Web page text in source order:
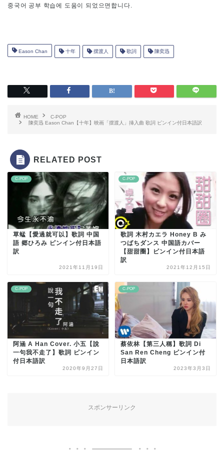
중국어 공부 학습에 도움이 되었으면합니다.
Eason Chan 十年 摆渡人 歌詞 陳奕迅
HOME
C-POP
陳奕迅 Eason Chan【十年】映画「摆渡人」挿入曲 歌詞 ピンイン付日本語訳
RELATED POST
C-POP
草蜢【愛過就可以】歌詞 中国
語 郷ひろみ ピンイン付日本語
訳
2021年11月19日
C-POP
歌詞 木村カエラ Honey B み
つばちダンス 中国語カバー
【甜甜圈】ピンイン付日本語
訳
2021年12月15日
C-POP
阿涵 A Han Cover. 小五【說
一句我不走了】歌詞 ピンイン
付日本語訳
2020年9月27日
C-POP
蔡依林【第三人稱】歌詞 Di
San Ren Cheng ピンイン付
日本語訳
2023年3月3日
スポンサーリンク